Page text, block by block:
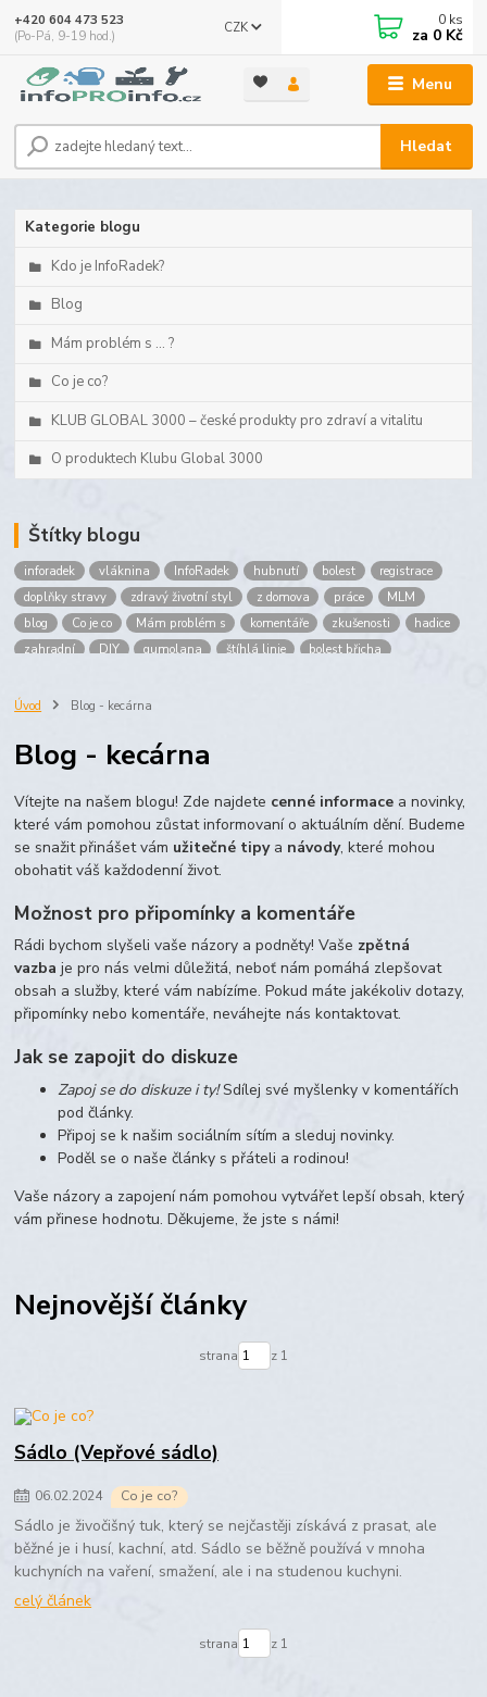
Menu
CZK
Hledat
+420 604 473 523
(Po-Pá, 9-19 hod.)
0 ks
za 0 Kč
Kategorie blogu
Kdo je InfoRadek?
Blog
Mám problém s ... ?
Co je co?
KLUB GLOBAL 3000 – české produkty pro zdraví a vitalitu
O produktech Klubu Global 3000
Štítky blogu
inforadek vláknina InfoRadek hubnutí bolest
registrace
doplňky stravy
zdravý životní styl z domova práce
MLM
blog
Co je co Mám problém s komentáře zkušenosti
hadice
zahradní
DIY gumolana štíhlá linie
bolest břicha
Prokloub
Vláknina
maltodextrin
škrob skrob
Úvod Blog - kecárna
Blog - kecárna
Vítejte na našem blogu! Zde najdete cenné informace a novinky,
které vám pomohou zůstat informovaní o aktuálním dění. Budeme
se snažit přinášet vám užitečné tipya návody, které mohou
obohatit váš každodenní život.
Možnost pro připomínky a komentáře
Rádi bychom slyšeli vaše názory a podněty! Vaše zpětná
vazba je pro nás velmi důležitá, neboť nám pomáhá zlepšovat
obsah a služby, které vám nabízíme. Pokud máte jakékoliv dotazy,
připomínky nebo komentáře, neváhejte nás kontaktovat.
Jak se zapojit do diskuze
Zapoj se do diskuze i ty!Sdílej své myšlenky v komentářích
pod články.
Připoj se k našim sociálním sítím a sleduj novinky.
Poděl se o naše články s přáteli a rodinou!
Vaše názory a zapojení nám pomohou vytvářet lepší obsah, který
vám přinese hodnotu. Děkujeme, že jste s námi!
Nejnovější články
strana z 1
Sádlo (Vepřové sádlo)
06.02.2024 Co je co?
Sádlo je živočišný tuk, který se nejčastěji získává z prasat, ale
běžné je i husí, kachní, atd. Sádlo se běžně používá v mnoha
kuchyních na vaření, smažení, ale i na studenou kuchyni.
celý článek
strana z 1